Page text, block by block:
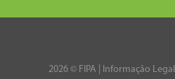
2026 © FIPA | Informação Legal